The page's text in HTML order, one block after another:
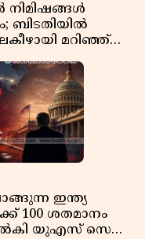
നിമിഷങ്ങൾ
ബിടതിയിൽ
മറിഞ്ഞ്
ഇന്ത്യ
100 ശതമാനം
യുഎസ് സെനറ്റ്